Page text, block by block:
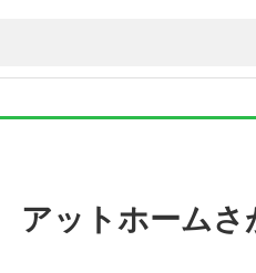
アットホームさ